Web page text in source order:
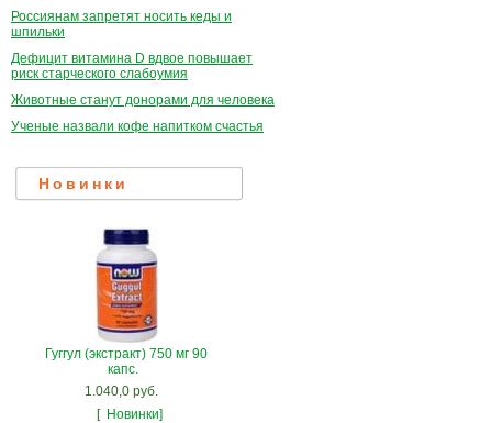
Россиянам запретят носить кеды и
шпильки
Дефицит витамина D вдвое повышает
риск старческого слабоумия
Животные станут донорами для человека
Ученые назвали кофе напитком счастья
Новинки
Гуггул (экстракт) 750 мг 90
капс.
1.040,0 руб.
[ Новинки]